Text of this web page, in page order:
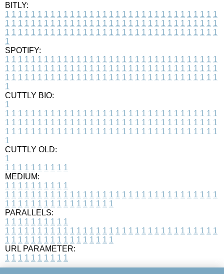
BITLY:
1 1 1 1 1 1 1 1 1 1 1 1 1 1 1 1 1 1 1 1 1 1 1 1 1 1 1 1 1 1 1 1 1
1 1 1 1 1 1 1 1 1 1 1 1 1 1 1 1 1 1 1 1 1 1 1 1 1 1 1 1 1 1 1 1 1
1 1 1 1 1 1 1 1 1 1 1 1 1 1 1 1 1 1 1 1 1 1 1 1 1 1 1 1 1 1 1 1 1
1
SPOTIFY:
1 1 1 1 1 1 1 1 1 1 1 1 1 1 1 1 1 1 1 1 1 1 1 1 1 1 1 1 1 1 1 1 1
1 1 1 1 1 1 1 1 1 1 1 1 1 1 1 1 1 1 1 1 1 1 1 1 1 1 1 1 1 1 1 1 1
1 1 1 1 1 1 1 1 1 1 1 1 1 1 1 1 1 1 1 1 1 1 1 1 1 1 1 1 1 1 1 1 1
1
CUTTLY BIO:
1
1 1 1 1 1 1 1 1 1 1 1 1 1 1 1 1 1 1 1 1 1 1 1 1 1 1 1 1 1 1 1 1 1
1 1 1 1 1 1 1 1 1 1 1 1 1 1 1 1 1 1 1 1 1 1 1 1 1 1 1 1 1 1 1 1 1
1 1 1 1 1 1 1 1 1 1 1 1 1 1 1 1 1 1 1 1 1 1 1 1 1 1 1 1 1 1 1 1 1
1
CUTTLY OLD:
1
1 1 1 1 1 1 1 1 1 1
MEDIUM:
1 1 1 1 1 1 1 1 1 1
1 1 1 1 1 1 1 1 1 1 1 1 1 1 1 1 1 1 1 1 1 1 1 1 1 1 1 1 1 1 1 1 1
1 1 1 1 1 1 1 1 1 1 1 1 1 1 1 1 1
PARALLELS:
1 1 1 1 1 1 1 1 1 1
1 1 1 1 1 1 1 1 1 1 1 1 1 1 1 1 1 1 1 1 1 1 1 1 1 1 1 1 1 1 1 1 1
1 1 1 1 1 1 1 1 1 1 1 1 1 1 1 1 1
URL PARAMETER:
1 1 1 1 1 1 1 1 1 1